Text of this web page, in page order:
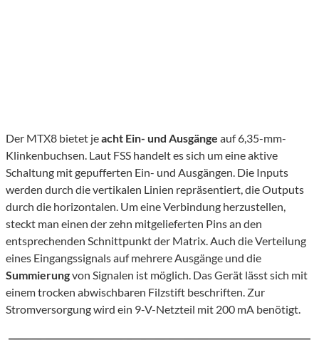
Der MTX8 bietet jeacht Ein- und Ausgänge auf 6,35-mm-
Klinkenbuchsen. Laut FSS handelt es sich um eine aktive
Schaltung mit gepufferten Ein- und Ausgängen. Die Inputs
werden durch die vertikalen Linien repräsentiert, die Outputs
durch die horizontalen. Um eine Verbindung herzustellen,
steckt man einen der zehn mitgelieferten Pins an den
entsprechenden Schnittpunkt der Matrix. Auch die Verteilung
eines Eingangssignals auf mehrere Ausgänge und die
Summierungvon Signalen ist möglich. Das Gerät lässt sich mit
einem trocken abwischbaren Filzstift beschriften. Zur
Stromversorgung wird ein 9-V-Netzteil mit 200 mA benötigt.